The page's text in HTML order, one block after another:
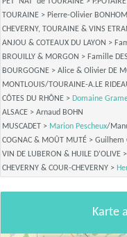
TOURAINE > Pierre-Olivier
CHEVERNY, TOURAINE & VINS
ANJOU & COTEAUX DU LAYON >
BROUILLY & MORGON > Famille
BOURGOGNE > Alice & Olivier DE
MONTLOUIS/TOURAINE-A.LE
CÔTES DU RHÔNE > Domaine
ALSACE > Arnaud BOHN
MUSCADET > Marion Pescheux/
COGNAC & MOÛT MUTÉ > Guilhem
VIN DE LUBERON & HUILE D’OLIVE
CHEVERNY & COUR-CHEVERNY >
Karte